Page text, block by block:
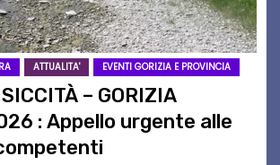
ATTUALITA' EVENTI GORIZIA E PROVINCIA
– GORIZIA
: Appello urgente alle